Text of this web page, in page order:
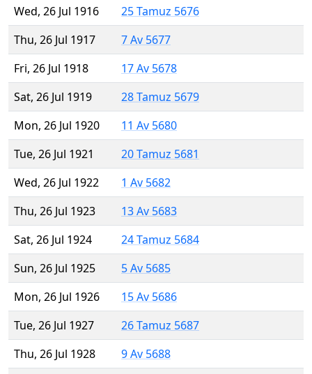
Wed, 26 Jul 1916
25 Tamuz 5676
Thu, 26 Jul 1917
7 Av 5677
Fri, 26 Jul 1918
17 Av 5678
Sat, 26 Jul 1919
28 Tamuz 5679
Mon, 26 Jul 1920
11 Av 5680
Tue, 26 Jul 1921
20 Tamuz 5681
Wed, 26 Jul 1922
1 Av 5682
Thu, 26 Jul 1923
13 Av 5683
Sat, 26 Jul 1924
24 Tamuz 5684
Sun, 26 Jul 1925
5 Av 5685
Mon, 26 Jul 1926
15 Av 5686
Tue, 26 Jul 1927
26 Tamuz 5687
Thu, 26 Jul 1928
9 Av 5688